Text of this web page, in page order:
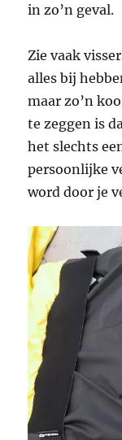
in zo’n geval.
Zie vaak
alles bij
maar zo’n
te zeggen is
het slechts
persoonlijke
word door je